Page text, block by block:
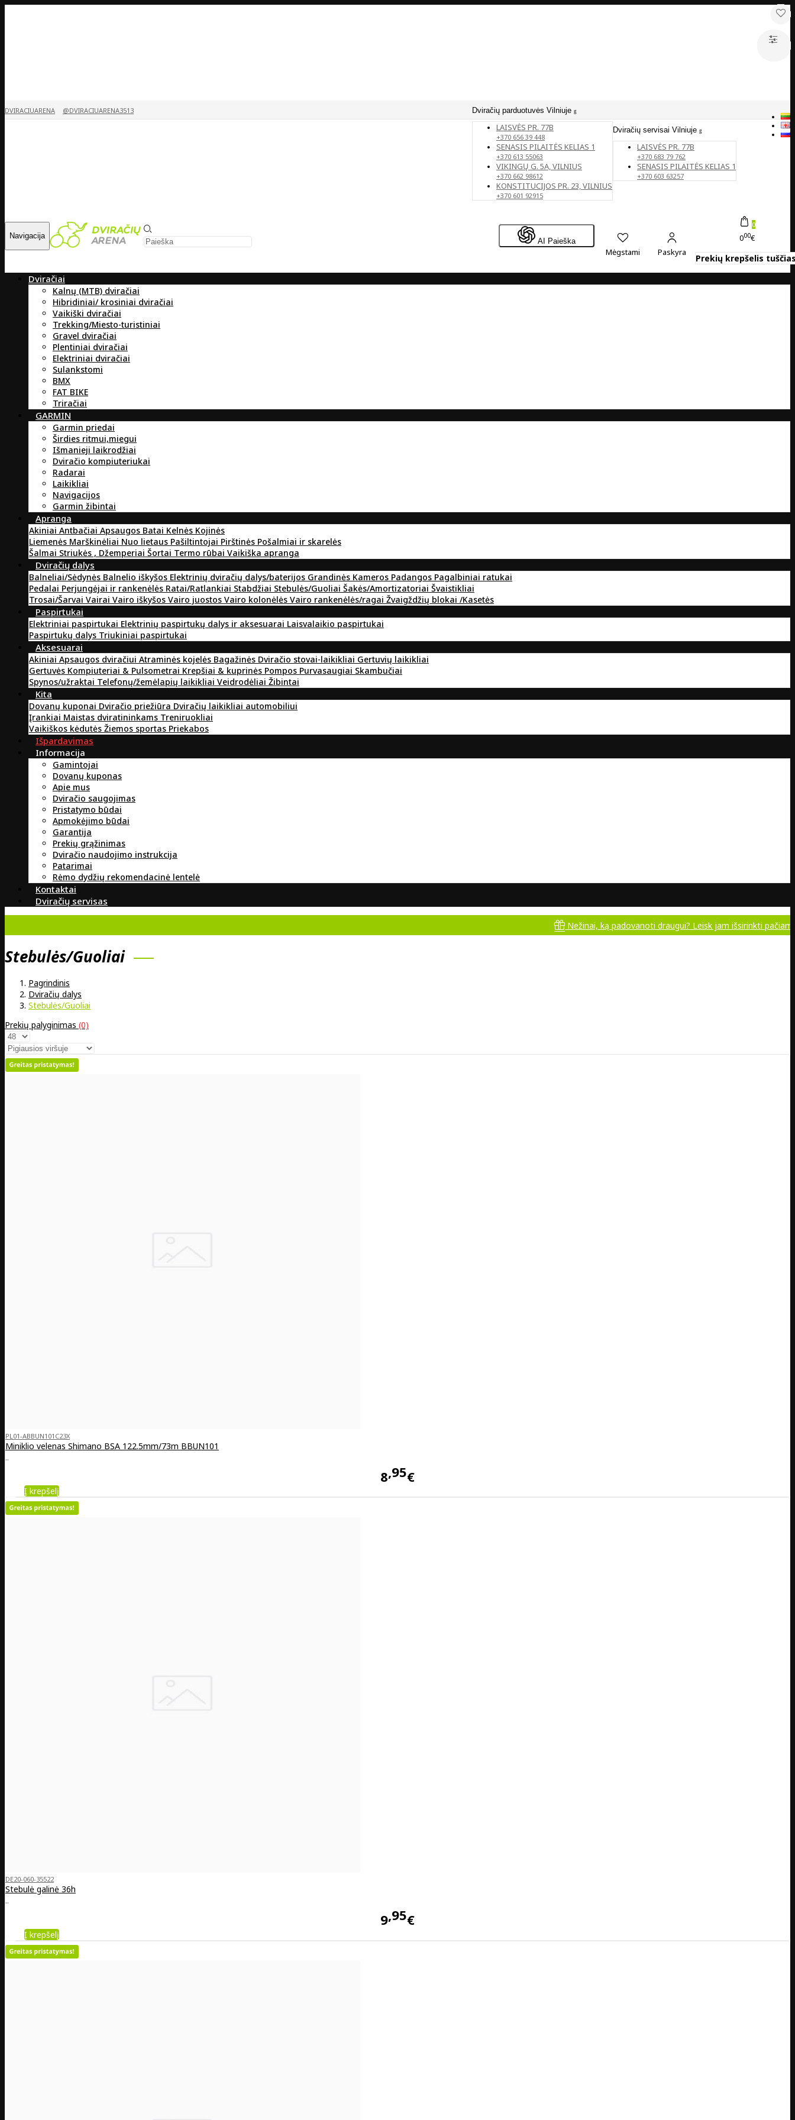
Dviračių parduotuvės Vilniuje
LAISVĖS PR. 77B
+370 656 39 448
SENASIS PILAITĖS KELIAS 1
+370 613 55063
VIKINGŲ G. 5A, VILNIUS
+370 662 98612
KONSTITUCIJOS PR. 23, VILNIUS
+370 601 92915
Dviračių servisai Vilniuje
LAISVĖS PR. 77B
+370 683 79 762
SENASIS PILAITĖS KELIAS 1
+370 603 63257
DVIRACIUARENA @DVIRACIUARENA3513
Navigacija
AI Paieška
Mėgstami Paskyra
0
000€
Prekių krepšelis
Dviračiai
Kalnų (MTB) dviračiai
Hibridiniai/ krosiniai dviračiai
Vaikiški dviračiai
Trekking/Miesto-turistiniai
Gravel dviračiai
Plentiniai dviračiai
Elektriniai dviračiai
Sulankstomi
BMX
FAT BIKE
Triračiai
GARMIN
Garmin priedai
Širdies ritmui,miegui
Išmanieji laikrodžiai
Dviračio kompiuteriukai
Radarai
Laikikliai
Navigacijos
Garmin žibintai
Apranga
Akiniai Antbačiai Apsaugos Batai Kelnės Kojinės
Liemenės Marškinėliai Nuo lietaus Pašiltintojai Pirštinės Pošalmiai ir skarelės
Šalmai Striukės , Džemperiai Šortai Termo rūbai Vaikiška apranga
Dviračių dalys
Balneliai/Sėdynės Balnelio iškyšos Elektrinių dviračių dalys/baterijos Grandinės Kameros Padangos Pagalbiniai ratukai
Pedalai Perjungėjai ir rankenėlės Ratai/Ratlankiai Stabdžiai Stebulės/Guoliai Šakės/Amortizatoriai Švaistikliai
Trosai/Šarvai Vairai Vairo iškyšos Vairo juostos Vairo kolonėlės Vairo rankenėlės/ragai Žvaigždžių blokai /Kasetės
Paspirtukai
Elektriniai paspirtukai Elektrinių paspirtukų dalys ir aksesuarai Laisvalaikio paspirtukai
Paspirtukų dalys Triukiniai paspirtukai
Aksesuarai
Akiniai Apsaugos dviračiui Atraminės kojelės Bagažinės Dviračio stovai-laikikliai Gertuvių laikikliai
Gertuvės Kompiuteriai & Pulsometrai Krepšiai & kuprinės Pompos Purvasaugiai Skambučiai
Spynos/užraktai Telefonų/žemėlapių laikikliai Veidrodėliai Žibintai
Kita
Dovanų kuponai Dviračio priežiūra Dviračių laikikliai automobiliui
Įrankiai Maistas dviratininkams Treniruokliai
Vaikiškos kėdutės Žiemos sportas Priekabos
Išpardavimas
Informacija
Gamintojai
Dovanų kuponas
Apie mus
Dviračio saugojimas
Pristatymo būdai
Apmokėjimo būdai
Garantija
Prekių grąžinimas
Dviračio naudojimo instrukcija
Patarimai
Rėmo dydžių rekomendacinė lentelė
Kontaktai
Dviračių servisas
Nežinai, ką padovanoti draugui? Leisk jam išsirinkti pačiam!
Stebulės/Guoliai
Pagrindinis
Dviračių dalys
Stebulės/Guoliai
Prekių palyginimas (0)
PL01-ABBUN101C23X
Miniklio velenas Shimano BSA 122.5mm/73m BBUN101
..
8 95€
Į krepšelį
DE20-060-35522
Stebulė galinė 36h
..
9 95€
Į krepšelį